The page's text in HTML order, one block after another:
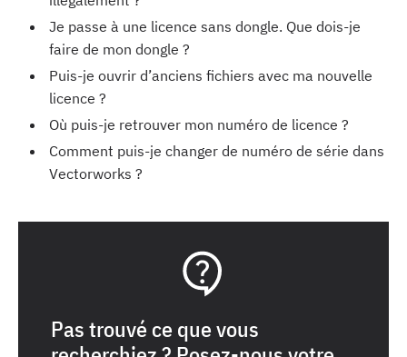
Je passe à une licence sans dongle. Que dois-je
faire de mon dongle ?
Puis-je ouvrir d’anciens fichiers avec ma nouvelle
licence ?
Où puis-je retrouver mon numéro de licence ?
Comment puis-je changer de numéro de série dans
Vectorworks ?
Pas trouvé ce que vous